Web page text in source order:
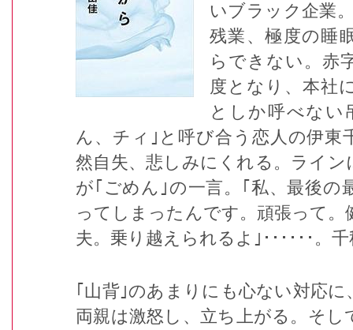
いブラック企業
残業、極度の睡
らできない。赤
度となり、本社
としか呼べない
ん、チィ｣と呼び合う恋人の伊東
然自失、悲しみにくれる。ライン
が｢ごめん｣の一言。｢私、最後の
ってしまったんです。頑張って
夫。乗り越えられるよ｣･･････。
｢山背｣のあまりにも心ない対応
両親は激怒し、立ち上がる。そし